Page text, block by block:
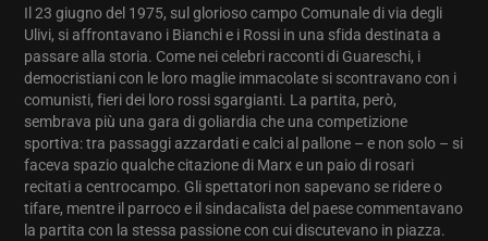
Il 23 giugno del 1975, sul glorioso campo Comunale di via degli
Ulivi, si affrontavano i Bianchi e i Rossi in una sfida destinata a
passare alla storia. Come nei celebri racconti di Guareschi, i
democristiani con le loro maglie immacolate si scontravano con i
comunisti, fieri dei loro rossi sgargianti. La partita, però,
sembrava più una gara di goliardia che una competizione
sportiva: tra passaggi azzardati e calci al pallone – e non solo – si
faceva spazio qualche citazione di Marx e un paio di rosari
recitati a centrocampo. Gli spettatori non sapevano se ridere o
tifare, mentre il parroco e il sindacalista del paese commentavano
la partita con la stessa passione con cui discutevano in piazza.